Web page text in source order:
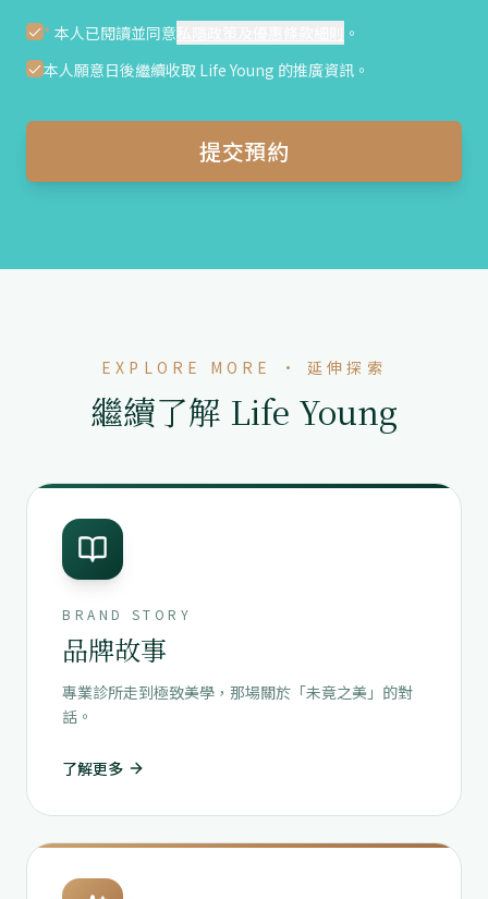
* 本人已閱讀並同意
。
本人願意日後繼續收取 Life Young 的推廣資訊。
提交預約
EXPLORE MORE · 延伸探索
繼續了解 Life Young
BRAND STORY
品牌故事
專業診所走到極致美學，那場關於「未竟之美」的對
話。
了解更多